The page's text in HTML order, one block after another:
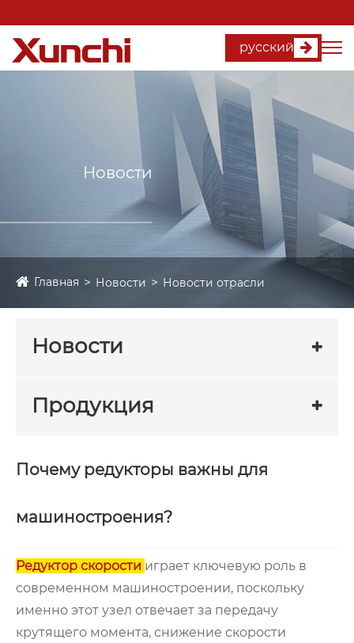
русский
Новости
Главная Новости Новости отрасли
Новости
Продукция
Почему редукторы важны для
машиностроения?
Редуктор скорости играет ключевую роль в
современном машиностроении, поскольку
именно этот узел отвечает за передачу
крутящего момента, снижение скорости